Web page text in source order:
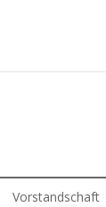
Vorstandschaft